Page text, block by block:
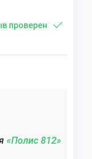
проверен
«Полис 812»‎